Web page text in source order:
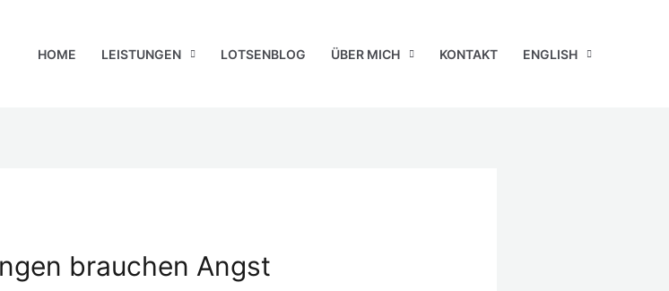
HOME LEISTUNGEN LOTSENBLOG ÜBER MICH KONTAKT ENGLISH
brauchen Angst